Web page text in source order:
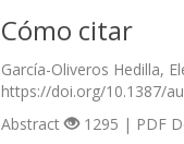
Cómo citar
García-Oliveros Hedilla,
https://doi.org/10.1387/
Abstract 1295 | PDF